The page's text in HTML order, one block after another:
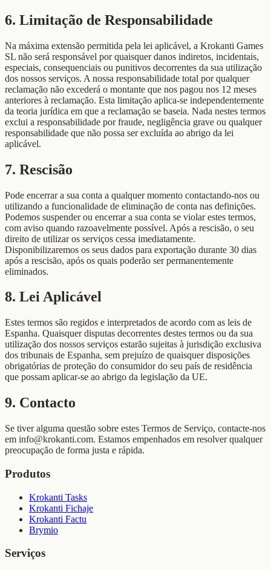
6. Limitação de Responsabilidade
Na máxima extensão permitida pela lei aplicável, a Krokanti Games
SL não será responsável por quaisquer danos indiretos, incidentais,
especiais, consequenciais ou punitivos decorrentes da sua utilização
dos nossos serviços. A nossa responsabilidade total por qualquer
reclamação não excederá o montante que nos pagou nos 12 meses
anteriores à reclamação. Esta limitação aplica-se independentemente
da teoria jurídica em que a reclamação se baseia. Nada nestes termos
exclui a responsabilidade por fraude, negligência grave ou qualquer
responsabilidade que não possa ser excluída ao abrigo da lei
aplicável.
7. Rescisão
Pode encerrar a sua conta a qualquer momento contactando-nos ou
utilizando a funcionalidade de eliminação de conta nas definições.
Podemos suspender ou encerrar a sua conta se violar estes termos,
com aviso quando razoavelmente possível. Após a rescisão, o seu
direito de utilizar os serviços cessa imediatamente.
Disponibilizaremos os seus dados para exportação durante 30 dias
após a rescisão, após os quais poderão ser permanentemente
eliminados.
8. Lei Aplicável
Estes termos são regidos e interpretados de acordo com as leis de
Espanha. Quaisquer disputas decorrentes destes termos ou da sua
utilização dos nossos serviços estarão sujeitas à jurisdição exclusiva
dos tribunais de Espanha, sem prejuízo de quaisquer disposições
obrigatórias de proteção do consumidor do seu país de residência
que possam aplicar-se ao abrigo da legislação da UE.
9. Contacto
Se tiver alguma questão sobre estes Termos de Serviço, contacte-nos
em info@krokanti.com. Estamos empenhados em resolver qualquer
preocupação de forma justa e rápida.
Produtos
Krokanti Tasks
Krokanti Fichaje
Krokanti Factu
Brymio
Serviços